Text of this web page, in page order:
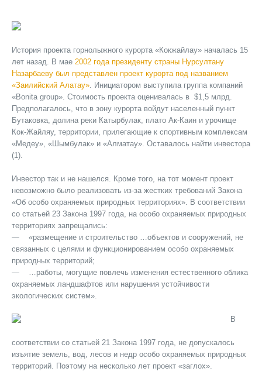
История проекта горнолыжного курорта «Кокжайлау» началась 15
лет назад. В мае 2002 года президенту страны Нурсултану
Назарбаеву был представлен проект курорта под названием
«Заилийский Алатау». Инициатором выступила группа компаний
«Bonita group». Стоимость проекта оценивалась в $1,5 млрд.
Предполагалось, что в зону курорта войдут населенный пункт
Бутаковка, долина реки Катырбулак, плато Ак-Каин и урочище
Кок-Жайляу, территории, прилегающие к спортивным комплексам
«Медеу», «Шымбулак» и «Алматау». Оставалось найти инвестора
(1).
Инвестор так и не нашелся. Кроме того, на тот момент проект
невозможно было реализовать из-за жестких требований Закона
«Об особо охраняемых природных территориях». В соответствии
со статьей 23 Закона 1997 года, на особо охраняемых природных
территориях запрещались:
— «размещение и строительство …объектов и сооружений, не
связанных с целями и функционированием особо охраняемых
природных территорий;
— …работы, могущие повлечь изменения естественного облика
охраняемых ландшафтов или нарушения устойчивости
экологических систем».
В
соответствии со статьей 21 Закона 1997 года, не допускалось
изъятие земель, вод, лесов и недр особо охраняемых природных
территорий. Поэтому на несколько лет проект «заглох».